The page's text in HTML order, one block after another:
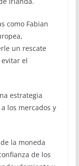
como Fabian
un rescate
el
estrategia
los mercados y
la moneda
de los